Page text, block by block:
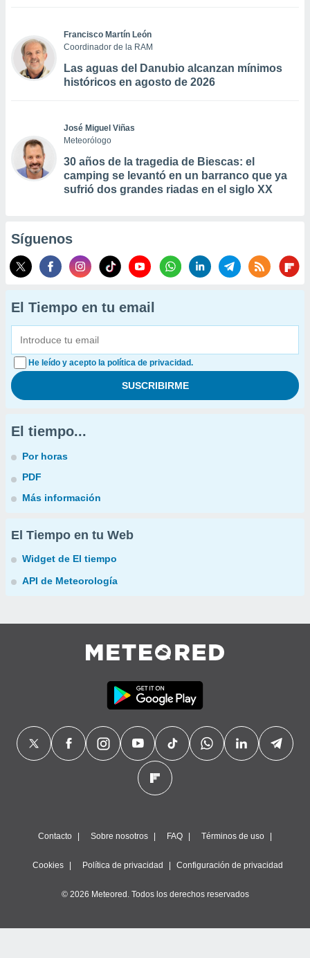
Francisco Martín León
Coordinador de la RAM
Las aguas del Danubio alcanzan mínimos
históricos en agosto de 2026
José Miguel Viñas
Meteorólogo
30 años de la tragedia de Biescas: el
camping se levantó en un barranco que ya
sufrió dos grandes riadas en el siglo XX
Síguenos
El Tiempo en tu email
He leído y acepto la política de privacidad.
El tiempo...
Por horas
PDF
Más información
El Tiempo en tu Web
Widget de El tiempo
API de Meteorología
Contacto Sobre nosotros FAQ Términos de uso
Cookies Política de privacidad Configuración de privacidad
© 2026 Meteored. Todos los derechos reservados